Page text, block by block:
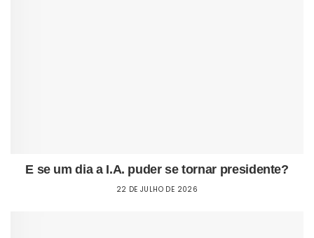
E se um dia a I.A. puder se tornar presidente?
22 DE JULHO DE 2026